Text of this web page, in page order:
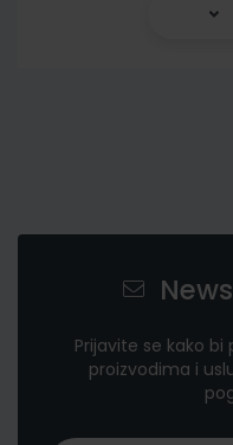
Prijavite se kako
proizvodima i